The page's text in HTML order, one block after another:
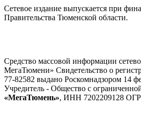
Сетевое издание выпускается при
Правительства Тюменской области.
Средство массовой информации
МегаТюмени» Свидетельство о
77-82582 выдано Роскомнадзором 14
Учредитель - Общество с
«МегаТюмень», ИНН 7202209128